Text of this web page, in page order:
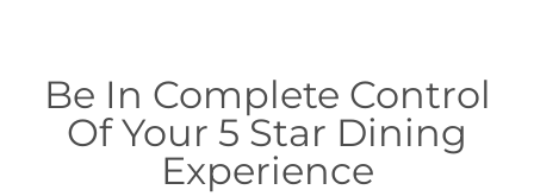
Be In Complete Control
Of Your 5 Star Dining
Experience